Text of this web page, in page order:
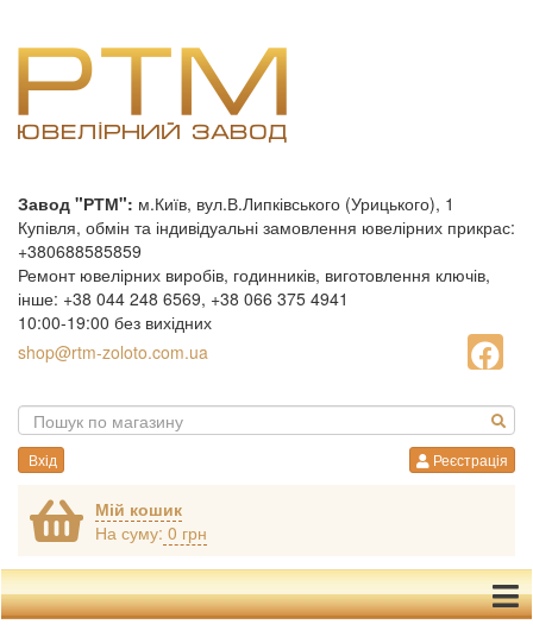
Завод "РТМ": м.Київ, вул.В.Липківського (Урицького), 1
Купівля, обмін та індивідуальні замовлення ювелірних прикрас:
+380688585859
Ремонт ювелірних виробів, годинників, виготовлення ключів,
інше: +38 044 248 6569, +38 066 375 4941
10:00-19:00 без вихідних
shop@rtm-zoloto.com.ua
Вхід Реєстрація
Мій кошик
На суму: 0 грн